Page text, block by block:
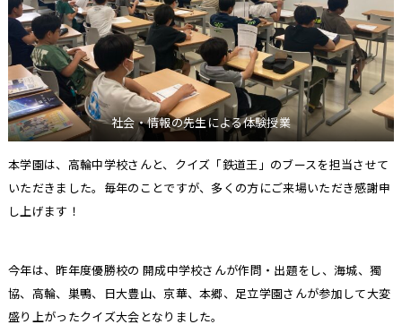
社会・情報の先生による体験授業
本学園は、高輪中学校さんと、クイズ「鉄道王」のブースを担当させて
いただきました。毎年のことですが、多くの方にご来場いただき感謝申
し上げます！
今年は、昨年度優勝校の 開成中学校さんが作問・出題をし、海城、獨
協、高輪、巣鴨、日大豊山、京華、本郷、足立学園さんが参加して大変
盛り上がったクイズ大会となりました。